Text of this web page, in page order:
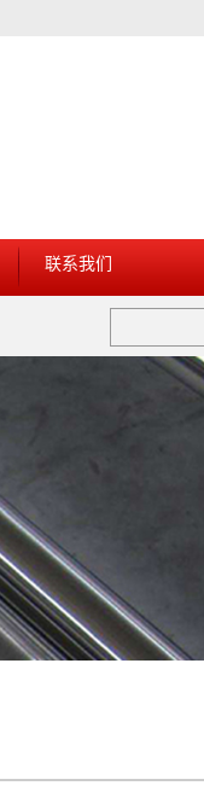
联系我们